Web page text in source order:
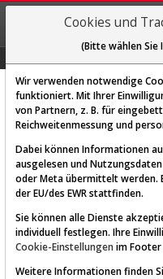
Diese
AKTIEN-
Cookies und
(Bitte wählen Sie
Wir verwenden notwendige
funktioniert. Mit Ihrer
von Partnern, z. B. für
Reichweitenmessung und
Dabei können Informationen
ausgelesen und
oder Meta übermittelt werden.
der EU/des EWR stattfinden.
Sie können alle Dienste
individuell festlegen. Ihre
Cookie-Einstellungen im
Weitere Informationen finden